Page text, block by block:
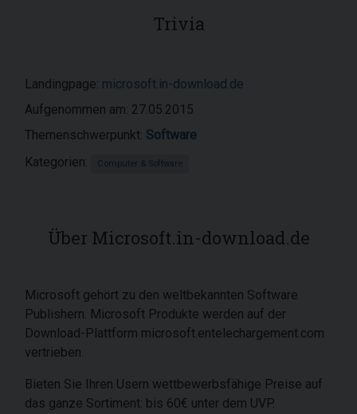
Trivia
Landingpage: microsoft.in-download.de
Aufgenommen am: 27.05.2015
Themenschwerpunkt: Software
Kategorien:
Computer & Software
Über Microsoft.in-download.de
Microsoft gehört zu den weltbekannten Software
Publishern. Microsoft Produkte werden auf der
Download-Plattform microsoft.entelechargement.com
vertrieben.
Bieten Sie Ihren Usern wettbewerbsfähige Preise auf
das ganze Sortiment: bis 60€ unter dem UVP.